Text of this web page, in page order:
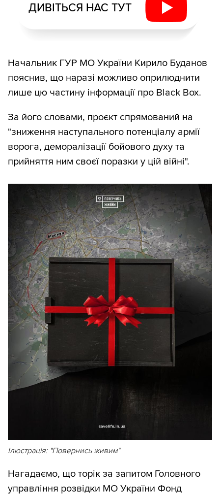
ДИВІТЬСЯ НАС ТУТ
Начальник ГУР МО України Кирило Буданов
пояснив, що наразі можливо оприлюднити
лише цю частину інформації про Black Box.
За його словами, проєкт спрямований на
"зниження наступального потенціалу армії
ворога, деморалізації бойового духу та
прийняття ним своєї поразки у цій війні".
Ілюстрація: "Повернись живим"
Нагадаємо, що торік за запитом Головного
управління розвідки МО України Фонд